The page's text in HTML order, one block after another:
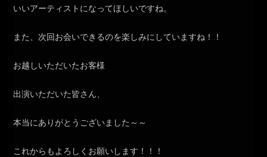
いいアーティストになってほしいですね。
また、次回お会いできるのを楽しみにしていますね！！
お越しいただいたお客様
出演いただいた皆さん、
本当にありがとうございました～～
これからもよろしくお願いします！！！